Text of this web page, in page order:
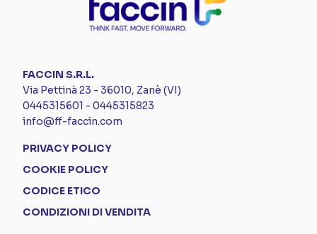
FACCIN S.R.L.
Via Pettinà 23 - 36010, Zanè (VI)
0445315601 - 0445315823
info@ff-faccin.com
PRIVACY POLICY
COOKIE POLICY
CODICE ETICO
CONDIZIONI DI VENDITA